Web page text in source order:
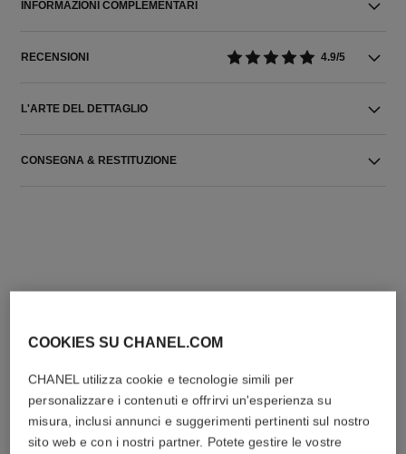
INFORMAZIONI COMPLEMENTARI
RECENSIONI 4.9/5
L'ARTE DEL DETTAGLIO
CONSEGNA & RESTITUZIONE
COOKIES SU CHANEL.COM
CHANEL utilizza cookie e tecnologie simili per
personalizzare i contenuti e offrirvi un'esperienza su
misura, inclusi annunci e suggerimenti pertinenti sul nostro
sito web e con i nostri partner. Potete gestire le vostre